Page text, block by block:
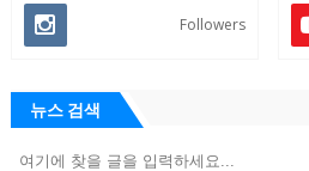
Followers
뉴스 검색